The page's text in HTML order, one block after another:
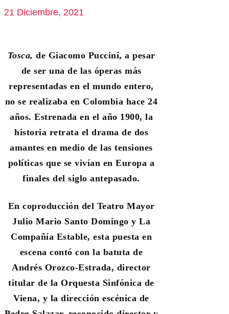
21 Diciembre, 2021
Tosca,de Giacomo Puccini, a pesar
de ser una de las óperas más
representadas en el mundo entero,
no se realizaba en Colombia hace 24
años. Estrenada en el año 1900, la
historia retrata el drama de dos
amantes en medio de las tensiones
políticas que se vivían en Europa a
finales del siglo antepasado.
En coproducción del Teatro Mayor
Julio Mario Santo Domingo y La
Compañía Estable, esta puesta en
escena contó con la batuta de
Andrés Orozco-Estrada, director
titular de la Orquesta Sinfónica de
Viena, y la dirección escénica de